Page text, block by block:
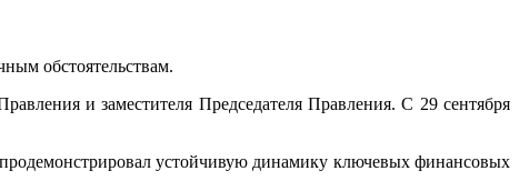
обстоятельствам.
и заместителя Председателя Правления. С 29 сентября
устойчивую динамику ключевых финансовых